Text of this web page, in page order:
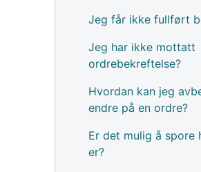
Jeg får ikke fullført
Jeg har ikke mottatt
ordrebekreftelse?
Hvordan kan jeg
endre på en ordre?
Er det mulig å spore
er?